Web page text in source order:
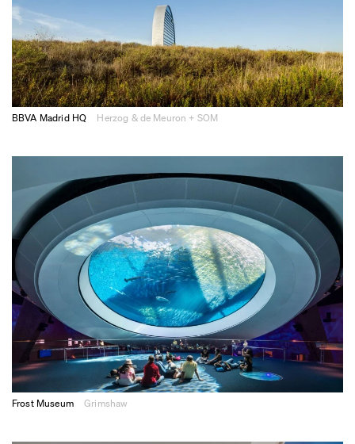
BBVA Madrid HQ Herzog & de Meuron + SOM
Frost Museum Grimshaw